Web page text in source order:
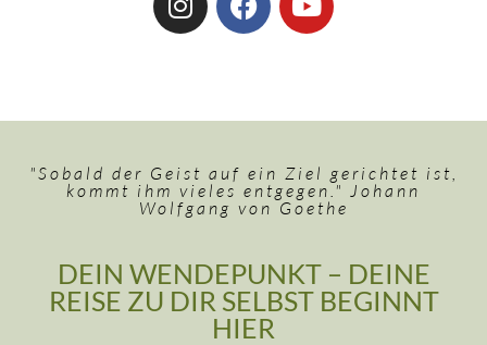
"Sobald der Geist auf ein Ziel gerichtet ist,
kommt ihm vieles entgegen." Johann
Wolfgang von Goethe
DEIN WENDEPUNKT – DEINE
REISE ZU DIR SELBST BEGINNT
HIER